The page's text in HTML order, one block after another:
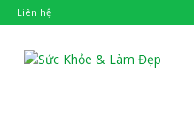
Liên hệ